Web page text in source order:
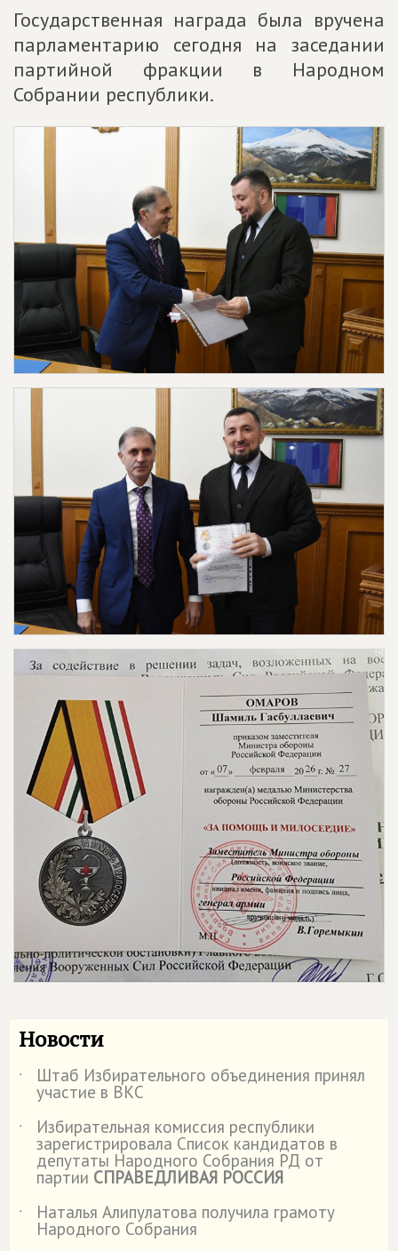
Государственная награда была вручена
парламентарию сегодня на заседании
партийной фракции в Народном
Собрании республики.
Новости
˙ Штаб Избирательного объединения принял
участие в ВКС
˙
Избирательная комиссия республики
зарегистрировала Список кандидатов в
депутаты Народного Собрания РД от
партии СПРАВЕДЛИВАЯ РОССИЯ
˙
Наталья Алипулатова получила грамоту
Народного Собрания